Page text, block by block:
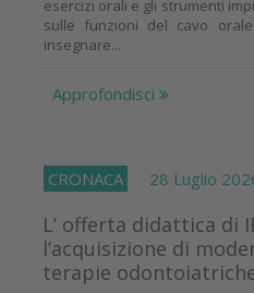
esercizi orali e gli strumenti
sulle funzioni del cavo
insegnare...
Approfondisci
CRONACA 28 Luglio
L’ offerta didattica di
l’acquisizione di
terapie